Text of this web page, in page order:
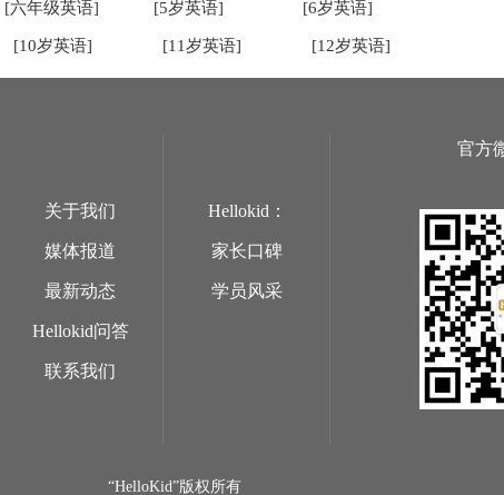
[六年级英语] [5岁英语] [6岁英语]
[10岁英语] [11岁英语] [12岁英语]
关于我们
媒体报道
最新动态
Hellokid问答
联系我们
Hellokid：
家长口碑
学员风采
官方
“HelloKid”版权所有